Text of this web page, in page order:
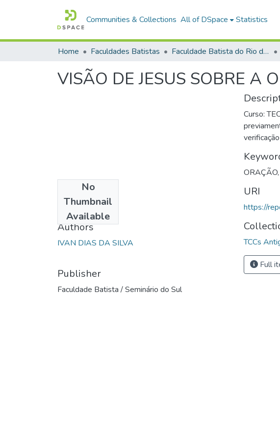
Communities & Collections All of DSpace Statistics
Home Faculdades Batistas Faculdade Batista do Rio de Janeiro (FABAT-RJ)
VISÃO DE JESUS SOBRE A
No
Thumbnail
Available
1992
Authors
IVAN DIAS DA SILVA
Publisher
Faculdade Batista / Seminário do Sul
Curso:
ORAÇÃO,
URI
https://
TCCs
Full